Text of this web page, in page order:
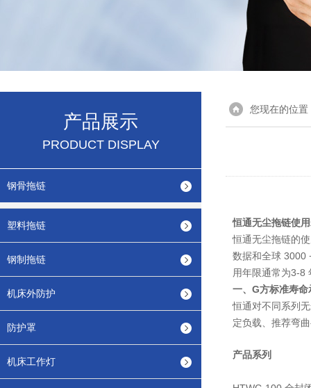
产品展示
PRODUCT DISPLAY
钢骨拖链
塑料拖链
钢制拖链
机床外防护
防护罩
机床工作灯
您现在的位置
恒通无尘拖链使
恒通无尘拖链的
数据和全球 3000
用年限通常为3-8
一、G方标准寿
恒通对不同系列
定负载、推荐弯
产品系列